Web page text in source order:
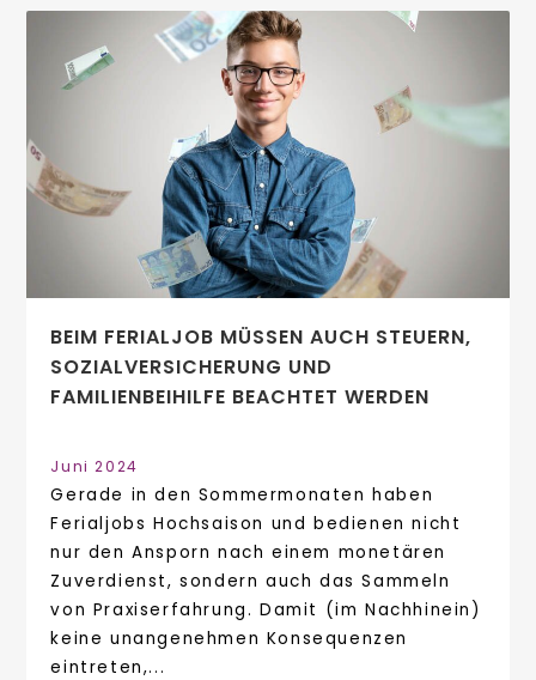
BEIM FERIALJOB MÜSSEN AUCH STEUERN,
SOZIALVERSICHERUNG UND
FAMILIENBEIHILFE BEACHTET WERDEN
Juni 2024
Gerade in den Sommermonaten haben
Ferialjobs Hochsaison und bedienen nicht
nur den Ansporn nach einem monetären
Zuverdienst, sondern auch das Sammeln
von Praxiserfahrung. Damit (im Nachhinein)
keine unangenehmen Konsequenzen
eintreten,...